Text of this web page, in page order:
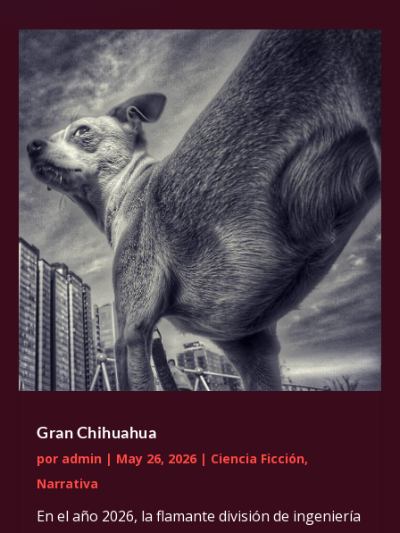
Gran Chihuahua
por admin | May 26, 2026 | Ciencia Ficción,
Narrativa
En el año 2026, la flamante división de ingeniería